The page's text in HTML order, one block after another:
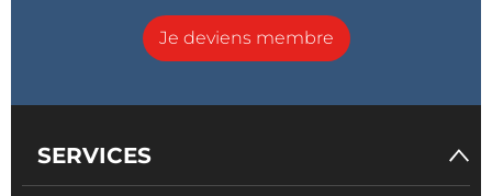
Je deviens membre
SERVICES